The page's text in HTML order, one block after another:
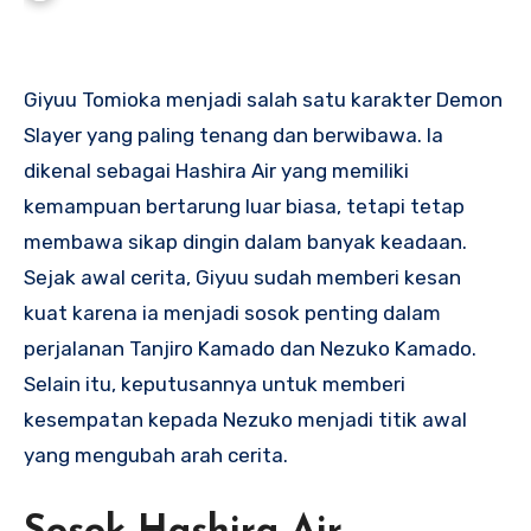
Giyuu Tomioka menjadi salah satu karakter Demon
Slayer yang paling tenang dan berwibawa. Ia
dikenal sebagai Hashira Air yang memiliki
kemampuan bertarung luar biasa, tetapi tetap
membawa sikap dingin dalam banyak keadaan.
Sejak awal cerita, Giyuu sudah memberi kesan
kuat karena ia menjadi sosok penting dalam
perjalanan Tanjiro Kamado dan Nezuko Kamado.
Selain itu, keputusannya untuk memberi
kesempatan kepada Nezuko menjadi titik awal
yang mengubah arah cerita.